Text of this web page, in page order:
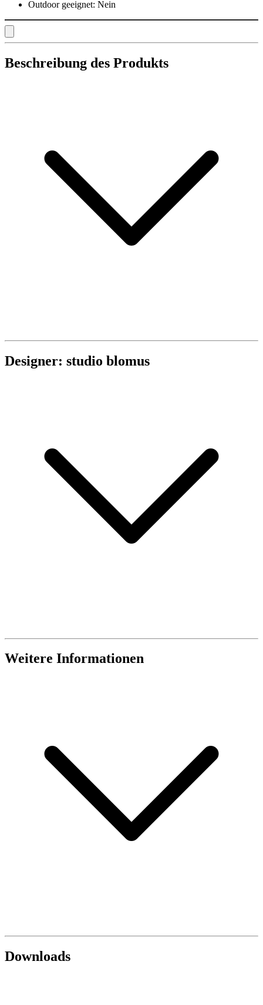
Outdoor geeignet: Nein
Beschreibung des Produkts
Designer: studio blomus
Weitere Informationen
Downloads